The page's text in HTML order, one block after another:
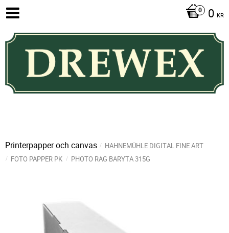
0 KR
Printerpapper och canvas
HAHNEMÜHLE DIGITAL FINE ART
FOTO PAPPER PK
PHOTO RAG BARYTA 315G